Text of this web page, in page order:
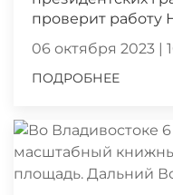
проверит работу
06 октября 2023 |
ПОДРОБНЕЕ